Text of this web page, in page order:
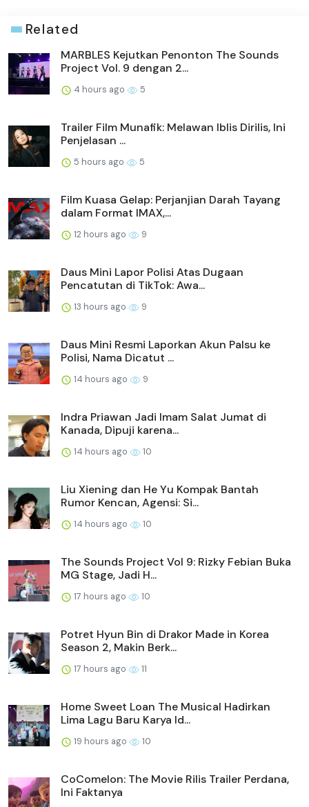
Related
MARBLES Kejutkan Penonton The Sounds
Project Vol. 9 dengan 2...
4 hours ago 5
Trailer Film Munafik: Melawan Iblis Dirilis, Ini
Penjelasan ...
5 hours ago 5
Film Kuasa Gelap: Perjanjian Darah Tayang
dalam Format IMAX,...
12 hours ago 9
Daus Mini Lapor Polisi Atas Dugaan
Pencatutan di TikTok: Awa...
13 hours ago 9
Daus Mini Resmi Laporkan Akun Palsu ke
Polisi, Nama Dicatut ...
14 hours ago 9
Indra Priawan Jadi Imam Salat Jumat di
Kanada, Dipuji karena...
14 hours ago 10
Liu Xiening dan He Yu Kompak Bantah
Rumor Kencan, Agensi: Si...
14 hours ago 10
The Sounds Project Vol 9: Rizky Febian Buka
MG Stage, Jadi H...
17 hours ago 10
Potret Hyun Bin di Drakor Made in Korea
Season 2, Makin Berk...
17 hours ago 11
Home Sweet Loan The Musical Hadirkan
Lima Lagu Baru Karya Id...
19 hours ago 10
CoComelon: The Movie Rilis Trailer Perdana,
Ini Faktanya